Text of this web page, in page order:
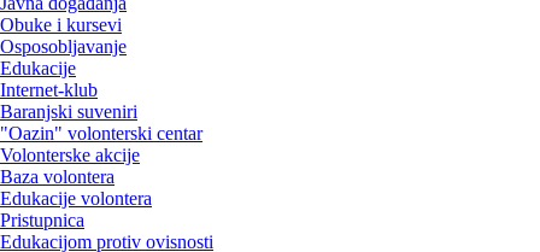
Obuke i kursevi
Osposobljavanje
Edukacije
Internet-klub
Baranjski suveniri
"Oazin" volonterski centar
Volonterske akcije
Baza volontera
Edukacije volontera
Pristupnica
Edukacijom protiv ovisnosti